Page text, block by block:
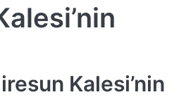
Kalesi’nin